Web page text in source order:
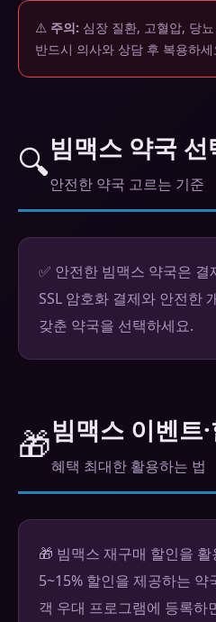
⚠️ 주의: 심장 질환, 고혈압, 당
반드시 의사와 상담 후 복용하세
🔍빔맥스 약국 선
안전한 약국 고르는 기준
✅ 안전한 빔맥스 약국은
SSL 암호화 결제와 안전한
갖춘 약국을 선택하세요.
🎁빔맥스 이벤트
혜택 최대한 활용하는 법
🎁 빔맥스 재구매 할인을
5~15% 할인을 제공하는 약
객 우대 프로그램에 등록하